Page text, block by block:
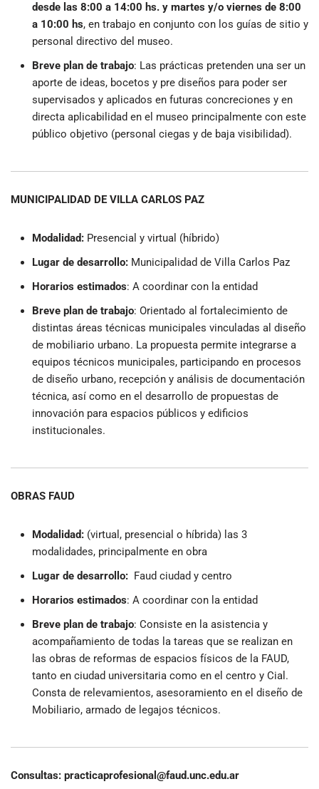
desde las 8:00 a 14:00 hs. y martes y/o viernes de 8:00
a 10:00 hs, en trabajo en conjunto con los guías de sitio y
personal directivo del museo.
Breve plan de trabajo: Las prácticas pretenden una ser un
aporte de ideas, bocetos y pre diseños para poder ser
supervisados y aplicados en futuras concreciones y en
directa aplicabilidad en el museo principalmente con este
público objetivo (personal ciegas y de baja visibilidad).
MUNICIPALIDAD DE VILLA CARLOS PAZ
Modalidad: Presencial y virtual (híbrido)
Lugar de desarrollo: Municipalidad de Villa Carlos Paz
Horarios estimados: A coordinar con la entidad
Breve plan de trabajo: Orientado al fortalecimiento de
distintas áreas técnicas municipales vinculadas al diseño
de mobiliario urbano. La propuesta permite integrarse a
equipos técnicos municipales, participando en procesos
de diseño urbano, recepción y análisis de documentación
técnica, así como en el desarrollo de propuestas de
innovación para espacios públicos y edificios
institucionales.
OBRAS FAUD
Modalidad: (virtual, presencial o híbrida) las 3
modalidades, principalmente en obra
Lugar de desarrollo: Faud ciudad y centro
Horarios estimados: A coordinar con la entidad
Breve plan de trabajo: Consiste en la asistencia y
acompañamiento de todas la tareas que se realizan en
las obras de reformas de espacios físicos de la FAUD,
tanto en ciudad universitaria como en el centro y Cial.
Consta de relevamientos, asesoramiento en el diseño de
Mobiliario, armado de legajos técnicos.
Consultas: practicaprofesional@faud.unc.edu.ar